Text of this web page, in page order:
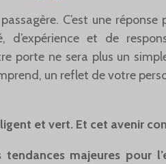
C’est une
et de
porte ne sera plus un
un reflet de votre
et vert. Et cet avenir
tendances majeures pour